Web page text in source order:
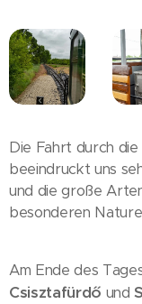
Die Fahrt durch
beeindruckt uns
und die große
besonderen
Am Ende des
Csisztafürdő und